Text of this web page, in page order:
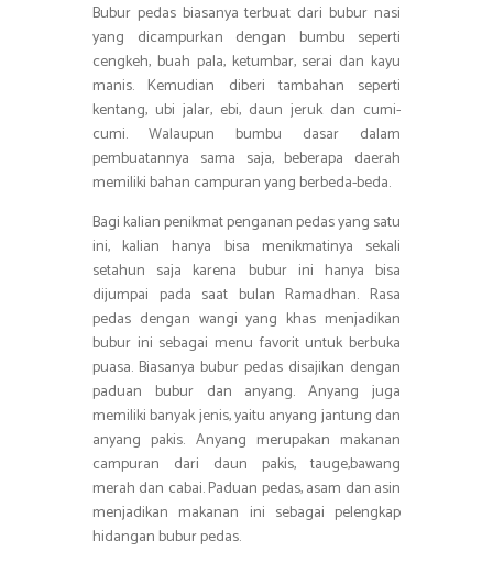
Bubur pedas biasanya terbuat dari bubur nasi
yang dicampurkan dengan bumbu seperti
cengkeh, buah pala, ketumbar, serai dan kayu
manis. Kemudian diberi tambahan seperti
kentang, ubi jalar, ebi, daun jeruk dan cumi-
cumi. Walaupun bumbu dasar dalam
pembuatannya sama saja, beberapa daerah
memiliki bahan campuran yang berbeda-beda.
Bagi kalian penikmat penganan pedas yang satu
ini, kalian hanya bisa menikmatinya sekali
setahun saja karena bubur ini hanya bisa
dijumpai pada saat bulan Ramadhan. Rasa
pedas dengan wangi yang khas menjadikan
bubur ini sebagai menu favorit untuk berbuka
puasa. Biasanya bubur pedas disajikan dengan
paduan bubur dan anyang. Anyang juga
memiliki banyak jenis, yaitu anyang jantung dan
anyang pakis. Anyang merupakan makanan
campuran dari daun pakis, tauge,bawang
merah dan cabai. Paduan pedas, asam dan asin
menjadikan makanan ini sebagai pelengkap
hidangan bubur pedas.